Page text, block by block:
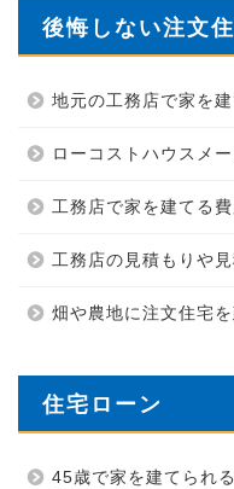
後悔しない注文
地元の工務店で家を建
ローコストハウスメ
工務店で家を建てる
工務店の見積もりや
畑や農地に注文住宅を
住宅ローン
45歳で家を建てられ